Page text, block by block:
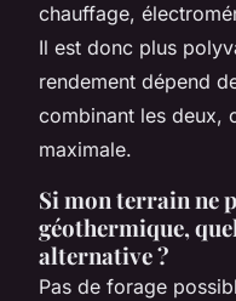
chauffage,
Il est donc plus
rendement dépend
combinant les deux,
maximale.
Si mon terrain ne
géothermique,
alternative ?
Pas de forage